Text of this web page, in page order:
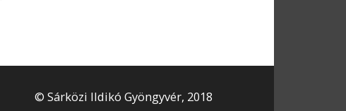
© Sárközi Ildikó Gyöngyvér, 2018